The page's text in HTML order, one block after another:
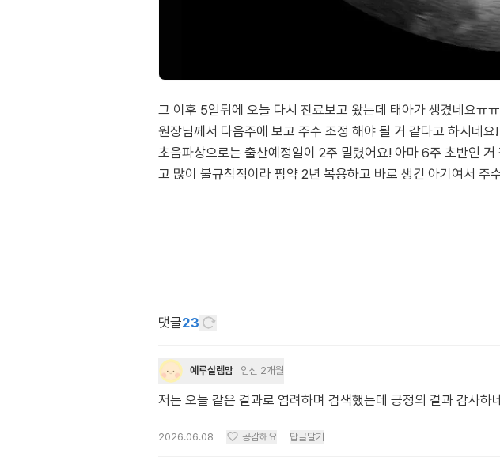
그 이후 5일뒤에 오늘 다시 진료보고 왔는데 태아가 생겼네요ㅠ
원장님께서 다음주에 보고 주수 조정 해야 될 거 같다고 하시네요!
초음파상으로는 출산예정일이 2주 밀렸어요! 아마 6주 초반인
고 많이 불규칙적이라 핌약 2년 복용하고 바로 생긴 아기여서 주
댓글23
예루살렘맘 임신 2개월
저는 오늘 같은 결과로 염려하며 검색했는데 긍정의 결과 감사
2026.06.08 공감해요 답글달기